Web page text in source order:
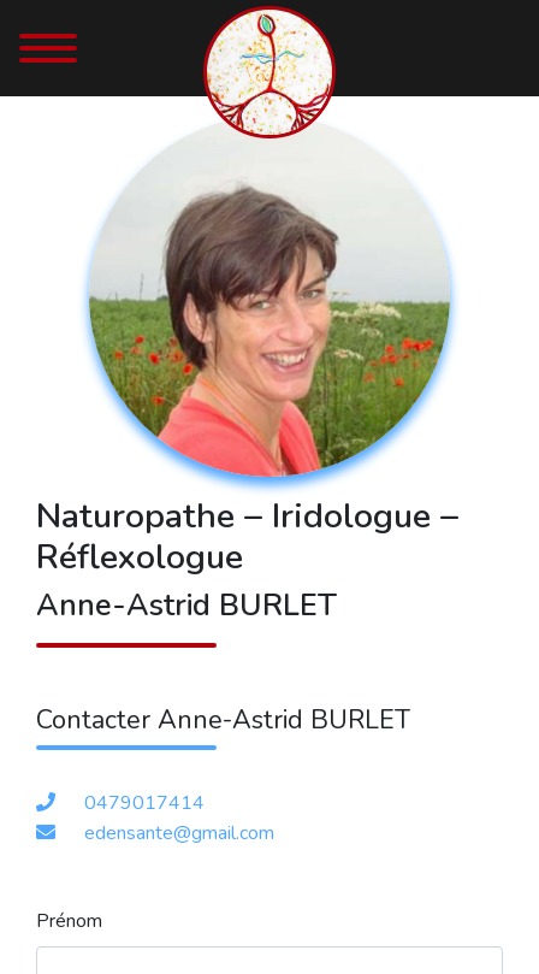
Naturopathe – Iridologue –
Réflexologue
Anne-Astrid BURLET
Contacter Anne-Astrid BURLET
0479017414
edensante@gmail.com
Prénom